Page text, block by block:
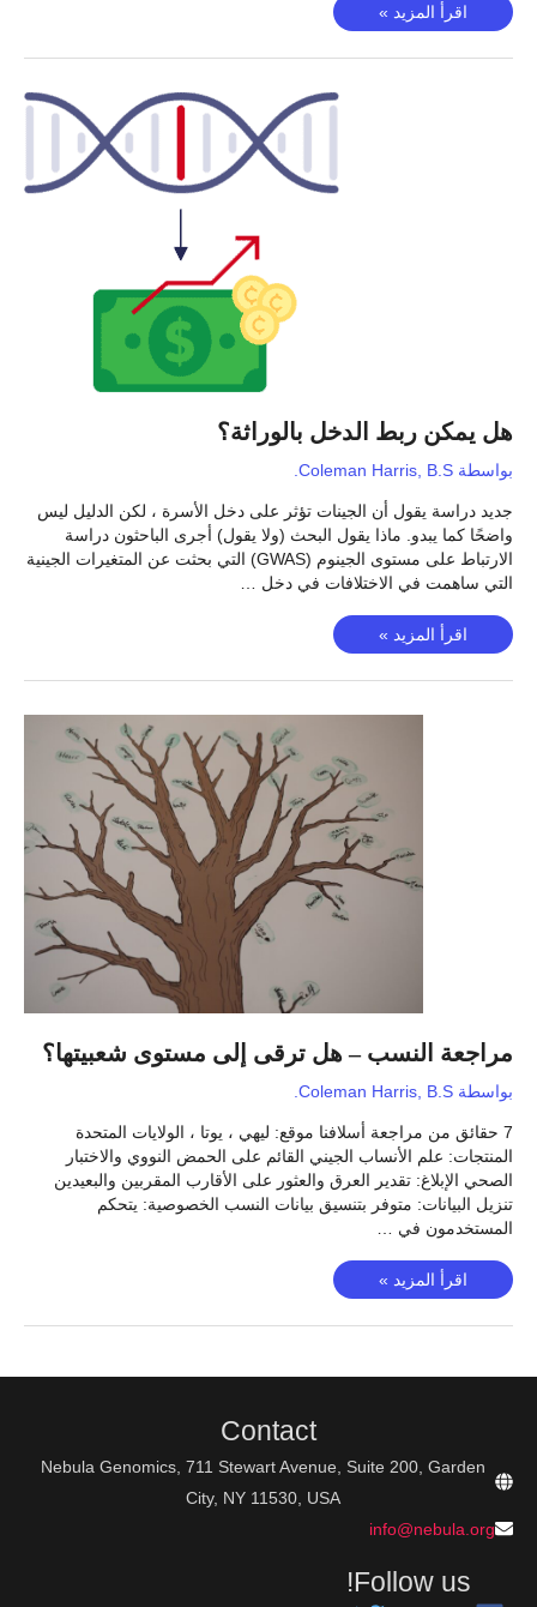
جعل
العلم
في
اقرأ المزيد »
هل يمكن ربط الدخل بالوراثة؟
بواسطة Coleman Harris, B.S.
جديد دراسة يقول أن الجينات تؤثر على دخل الأسرة ، لكن الدليل ليس
واضحًا كما يبدو. ماذا يقول البحث (ولا يقول) أجرى الباحثون دراسة
الارتباط على مستوى الجينوم (GWAS) التي بحثت عن المتغيرات الجينية
التي ساهمت في الاختلافات في دخل …
هل
يمكن
ربط
اقرأ المزيد »
مراجعة النسب – هل ترقى إلى مستوى شعبيتها؟
بواسطة Coleman Harris, B.S.
7 حقائق من مراجعة أسلافنا موقع: ليهي ، يوتا ، الولايات المتحدة
المنتجات: علم الأنساب الجيني القائم على الحمض النووي والاختبار
الصحي الإبلاغ: تقدير العرق والعثور على الأقارب المقربين والبعيدين
تنزيل البيانات: متوفر بتنسيق بيانات النسب الخصوصية: يتحكم
المستخدمون في …
مراجعة
النسب
–
ترقى
اقرأ المزيد »
Contact
Nebula Genomics, 711 Stewart Avenue, Suite 200, Garden
City, NY 11530, USA
info@nebula.org
Follow us!